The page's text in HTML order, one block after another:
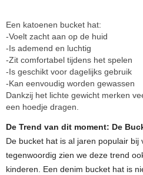
Een katoenen bucket hat:
-Voelt zacht aan op de huid
-Is ademend en luchtig
-Zit comfortabel tijdens het spelen
-Is geschikt voor dagelijks gebruik
-Kan eenvoudig worden gewassen
Dankzij het lichte gewicht merken
een hoedje dragen.
De Trend van dit moment: De
De bucket hat is al jaren populair bij
tegenwoordig zien we deze trend
kinderen. Een denim bucket hat is